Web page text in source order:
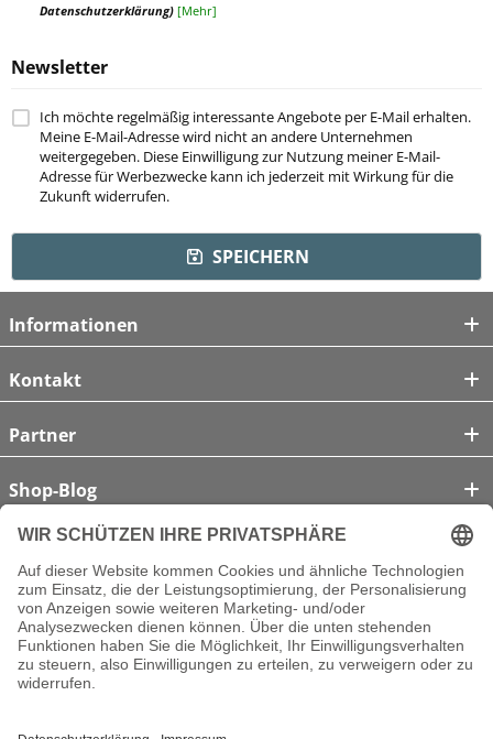
Datenschutzerklärung) [Mehr]
Newsletter
Ich möchte regelmäßig interessante Angebote per E-Mail erhalten.
Meine E-Mail-Adresse wird nicht an andere Unternehmen
weitergegeben. Diese Einwilligung zur Nutzung meiner E-Mail-
Adresse für Werbezwecke kann ich jederzeit mit Wirkung für die
Zukunft widerrufen.
SPEICHERN
Informationen
Shop-Blog
Partner
Kontakt
Unsere Zahlungsarten